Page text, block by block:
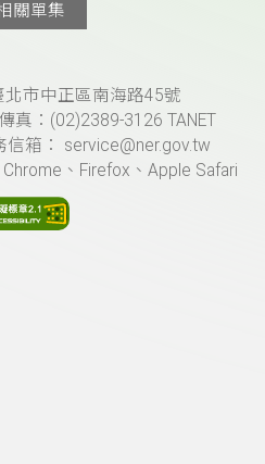
關單集
市中正區南海路45號
真：(02)2389-3126 TANET
箱： service@ner.gov.tw
、Firefox、Apple Safari